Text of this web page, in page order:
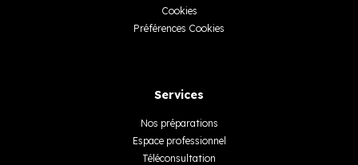
Cookies
Préférences Cookies
Services
Nos préparations
Espace professionnel
Téléconsultation